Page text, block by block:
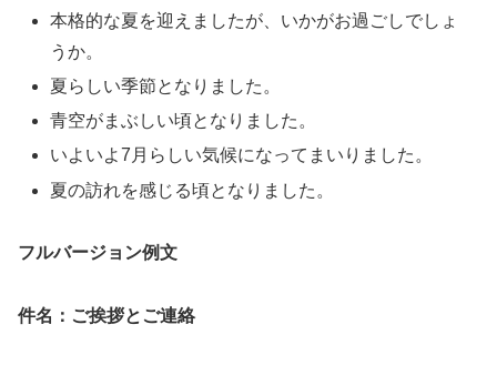
本格的な夏を迎えましたが、いかがお過ごしでしょ
うか。
夏らしい季節となりました。
青空がまぶしい頃となりました。
いよいよ7月らしい気候になってまいりました。
夏の訪れを感じる頃となりました。
フルバージョン例文
件名：ご挨拶とご連絡